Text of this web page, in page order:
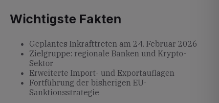
Wichtigste Fakten
Geplantes Inkrafttreten am 24. Februar 2026
Zielgruppe: regionale Banken und Krypto-
Sektor
Erweiterte Import- und Exportauflagen
Fortführung der bisherigen EU-
Sanktionsstrategie